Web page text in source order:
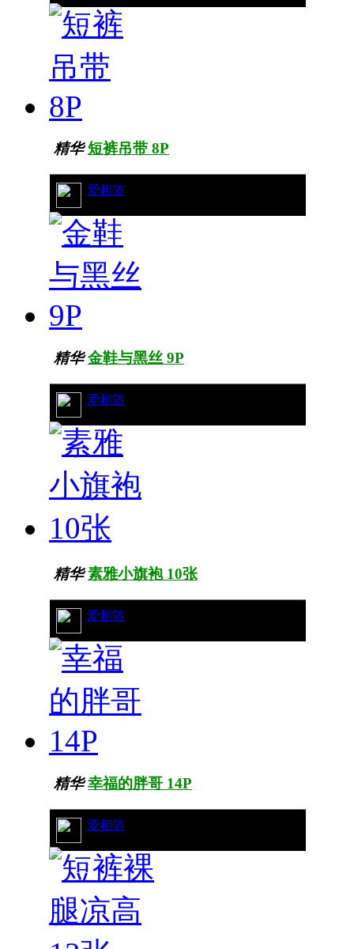
精华 短裤吊带 8P
爱相随
精华 金鞋与黑丝 9P
爱相随
精华 素雅小旗袍 10张
爱相随
精华 幸福的胖哥 14P
爱相随